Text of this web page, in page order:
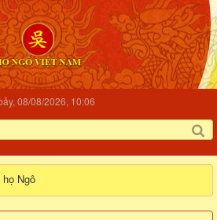
08/08/2026, 10:06
Ngô